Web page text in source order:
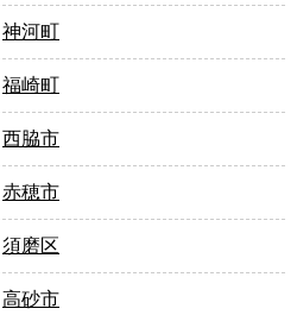
神河町
福崎町
西脇市
赤穂市
須磨区
高砂市